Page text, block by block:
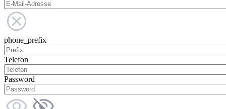
phone_prefix
Telefon
Password